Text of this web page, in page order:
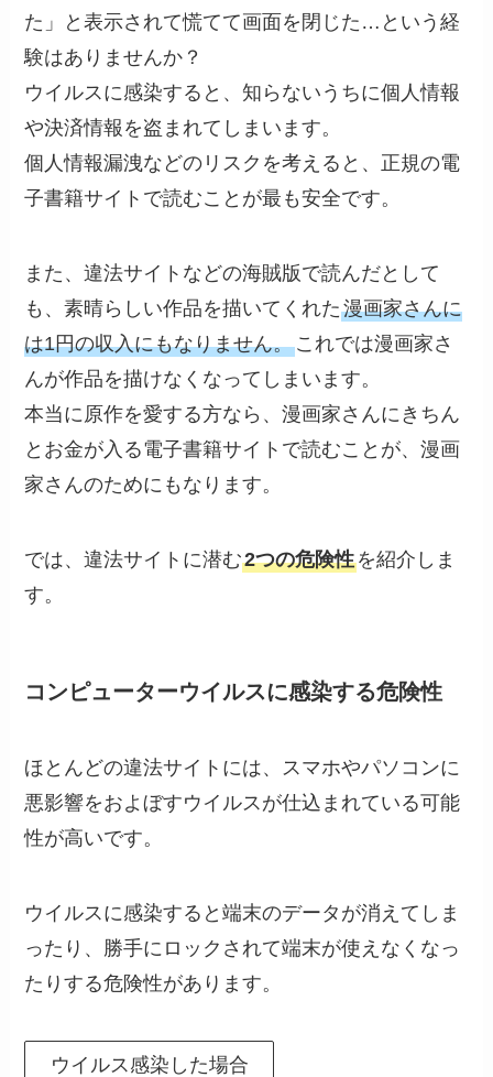
た」と表示されて慌てて画面を閉じた…という経
験はありませんか？
ウイルスに感染すると、知らないうちに個人情報
や決済情報を盗まれてしまいます。
個人情報漏洩などのリスクを考えると、正規の電
子書籍サイトで読むことが最も安全です。
また、違法サイトなどの海賊版で読んだとして
も、素晴らしい作品を描いてくれた漫画家さんに
は1円の収入にもなりません。これでは漫画家さ
んが作品を描けなくなってしまいます。
本当に原作を愛する方なら、漫画家さんにきちん
とお金が入る電子書籍サイトで読むことが、漫画
家さんのためにもなります。
では、違法サイトに潜む2つの危険性を紹介しま
す。
コンピューターウイルスに感染する危険性
ほとんどの違法サイトには、スマホやパソコンに
悪影響をおよぼすウイルスが仕込まれている可能
性が高いです。
ウイルスに感染すると端末のデータが消えてしま
ったり、勝手にロックされて端末が使えなくなっ
たりする危険性があります。
ウイルス感染した場合